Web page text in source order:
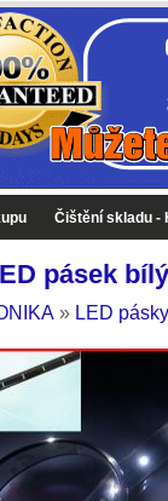
Čištění skladu -
pásek
» LED